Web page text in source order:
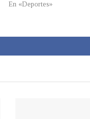
En «Deportes»